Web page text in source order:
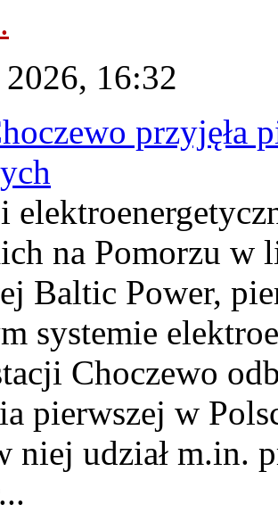
16:32
przyjęła
na Pomorzu w
Baltic Power,
systemie
Choczewo
pierwszej w
niej udział m.in.